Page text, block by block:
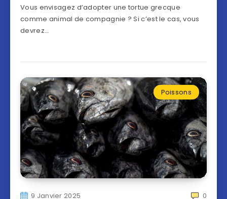
Vous envisagez d’adopter une tortue grecque
comme animal de compagnie ? Si c’est le cas, vous
devrez…
Poissons
9 Janvier 2025 0